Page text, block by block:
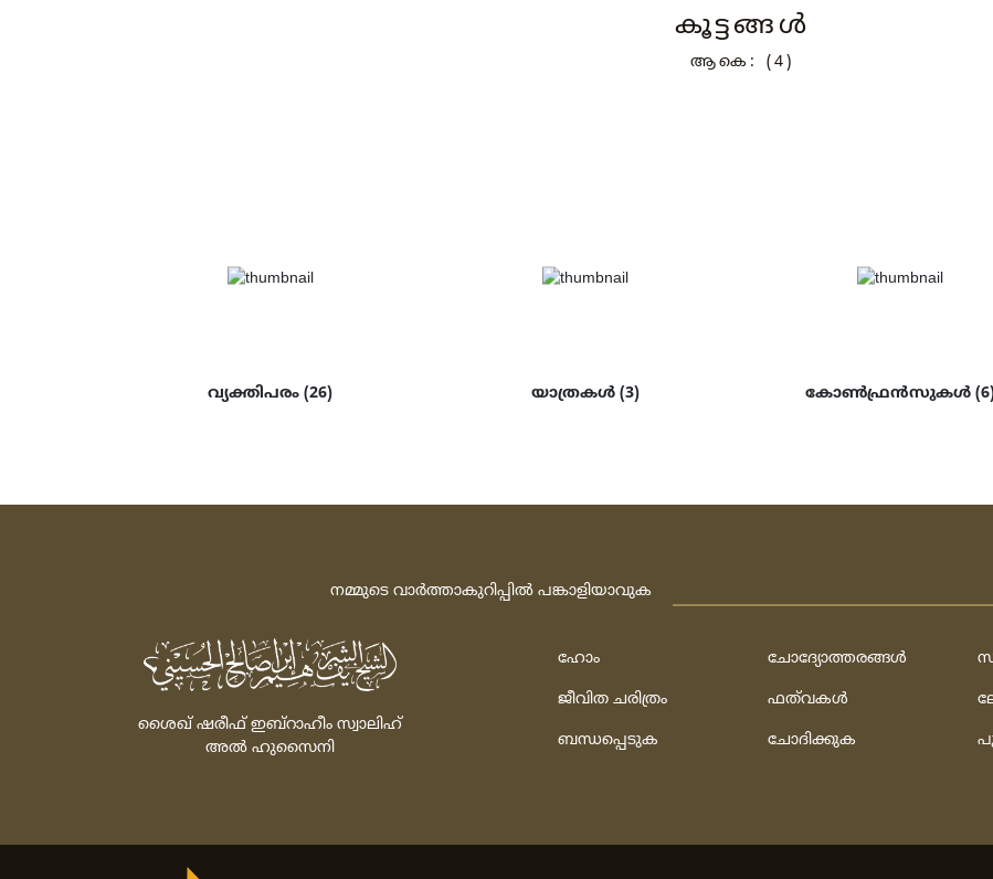
കൂട്ടങ്ങള്‍
ആകെ: (4)
വ്യക്തിപരം (26) യാത്രകള്‍ (3) കോണ്‍ഫ്രന്‍സുകള്‍
നമ്മുടെ വാര്‍ത്താകുറിപ്പില്‍ പങ്കാളിയാവുക
ശൈഖ്‌ ഷരീഫ്‌ ഇബ്‌റാഹീം സ്വാലിഹ്‌
അല്‍ ഹുസൈനി
ഹോം
ജീവിത ചരിത്രം
ബന്ധപ്പെടുക
ചോദ്യോത്തരങ്ങള്‍
ഫത്‌വകള്‍
ചോദിക്കുക